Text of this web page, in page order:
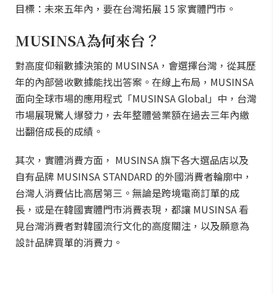
目標：未來五年內，要在台灣拓展 15 家實體門市。
MUSINSA為何來台？
對高度仰賴數據決策的 MUSINSA，會選擇台灣，從其歷
年的內部營收數據能找出答案。在線上布局，MUSINSA
面向全球市場的應用程式「MUSINSA Global」中，台灣
市場展現驚人爆發力，去年整體營業額在過去三年內繳
出翻倍成長的成績。
其次，實體消費方面， MUSINSA 旗下各大選品店以及
自有品牌 MUSINSA STANDARD 的外國消費者輪廓中，
台灣人消費佔比高居第三。無論是跨境電商訂單的成
長，或是在韓國實體門市消費表現，都讓 MUSINSA 看
見台灣消費者對韓國流行文化的高度關注，以及願意為
設計品牌買單的消費力。